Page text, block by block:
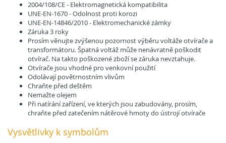
2004/108/CE - Elektromagnetická kompatibilita
UNE-EN-1670 - Odolnost proti korozi
UNE-EN-14846/2010 - Elektromechanické zámky
Záruka 3 roky
Prosím věnujte zvýšenou pozornost výběru voltáže otvírače a
transformátoru. Špatná voltáž může nenávratně poškodit
otvírač. Na takto poškozené zboží se záruka nevztahuje.
Otvírače jsou vhodné pro venkovní použití
Odolávají povětrnostním vlivům
Chraňte před deštěm
Nemažte olejem
Při natírání zařízení, ve kterých jsou zabudovány, prosím,
chraňte před zatečením nátěrové hmoty do ústrojí otvírače
Vysvětlivky k symbolům